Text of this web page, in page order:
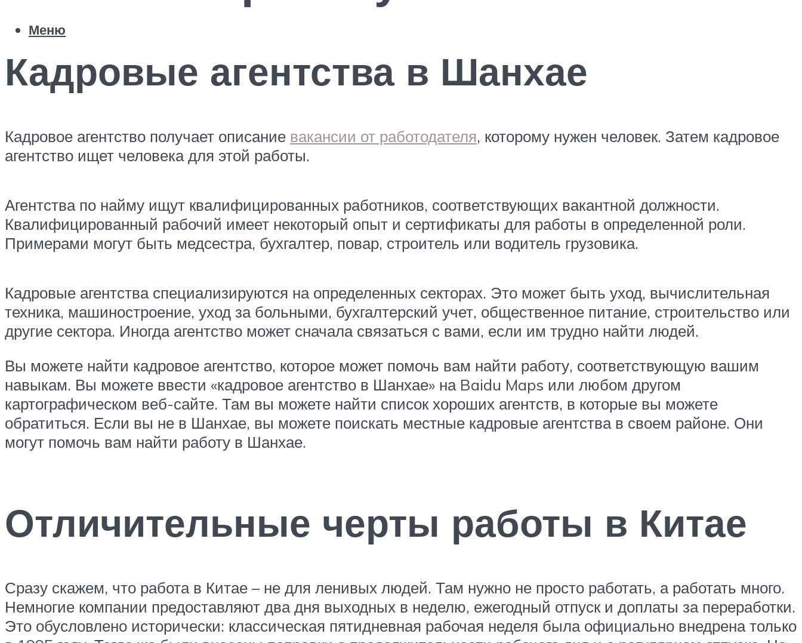
Меню
Кадровые агентства в Шанхае
Кадровое агентство получает описание вакансии от работодателя, которому нужен человек. Затем кадровое
агентство ищет человека для этой работы.
Агентства по найму ищут квалифицированных работников, соответствующих вакантной должности.
Квалифицированный рабочий имеет некоторый опыт и сертификаты для работы в определенной роли.
Примерами могут быть медсестра, бухгалтер, повар, строитель или водитель грузовика.
Кадровые агентства специализируются на определенных секторах. Это может быть уход, вычислительная
техника, машиностроение, уход за больными, бухгалтерский учет, общественное питание, строительство или
другие сектора. Иногда агентство может сначала связаться с вами, если им трудно найти людей.
Вы можете найти кадровое агентство, которое может помочь вам найти работу, соответствующую вашим
навыкам. Вы можете ввести «кадровое агентство в Шанхае» на Baidu Maps или любом другом
картографическом веб-сайте. Там вы можете найти список хороших агентств, в которые вы можете
обратиться. Если вы не в Шанхае, вы можете поискать местные кадровые агентства в своем районе. Они
могут помочь вам найти работу в Шанхае.
Отличительные черты работы в Китае
Сразу скажем, что работа в Китае – не для ленивых людей. Там нужно не просто работать, а работать много.
Немногие компании предоставляют два дня выходных в неделю, ежегодный отпуск и доплаты за переработки.
Это обусловлено исторически: классическая пятидневная рабочая неделя была официально внедрена только